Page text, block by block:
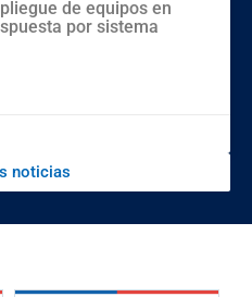
de equipos en
por sistema
noticias